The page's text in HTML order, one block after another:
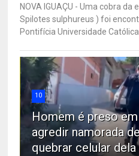
NOVA IGUAÇU - Uma cobra
Spilotes sulphureus ) foi
Pontifícia Universidade Católica
10
Homem é preso
agredir namorada
quebrar celular